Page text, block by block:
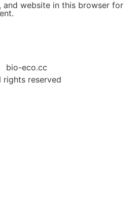
and website in this browser for
bio-eco.cc
rights reserved